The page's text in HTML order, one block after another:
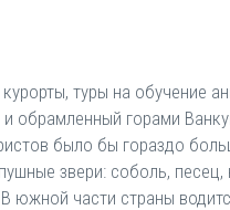
туры на обучение
обрамленный горами
было бы гораздо
звери: соболь,
южной части страны